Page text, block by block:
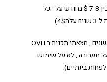
על שרת Micro ב AWS שילמתי בין 7-8 $ בחודש על הכל
חיפשתי חלופות לקראת סוף ה 3 שנים , מצאתי תכנית ב OVH
על תעבורה , לא על שימוש
בינתיים).